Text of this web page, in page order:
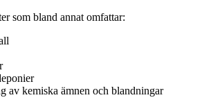
som bland annat omfattar:
av kemiska ämnen och blandningar